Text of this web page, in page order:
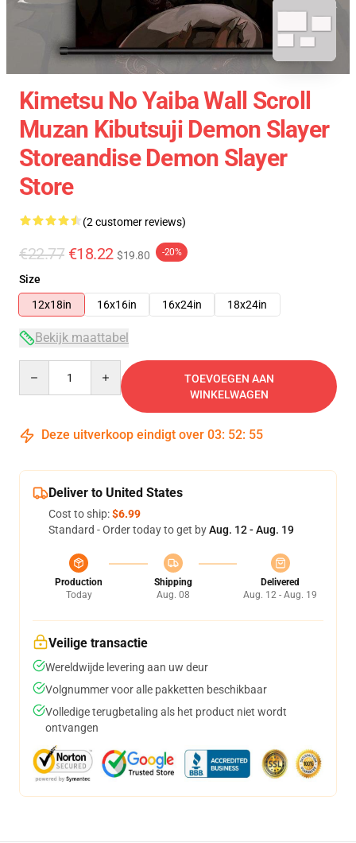
Kimetsu No Yaiba Wall Scroll
Muzan Kibutsuji Demon Slayer
Storeandise Demon Slayer
Store
(2 customer reviews)
€22.77 €18.22 $19.80 -20%
Size
12x18in
16x16in 16x24in 18x24in
Bekijk maattabel
TOEVOEGEN AAN
WINKELWAGEN
Deze uitverkoop eindigt over 03: 52: 54
Deliver to United States
Cost to ship:$6.99
Standard - Order today to get byAug. 12 - Aug. 19
Production
Today
Shipping
Aug. 08
Delivered
Aug. 12 - Aug. 19
Veilige transactie
Wereldwijde levering aan uw deur
Volgnummer voor alle pakketten beschikbaar
Volledige terugbetaling als het product niet wordt
ontvangen